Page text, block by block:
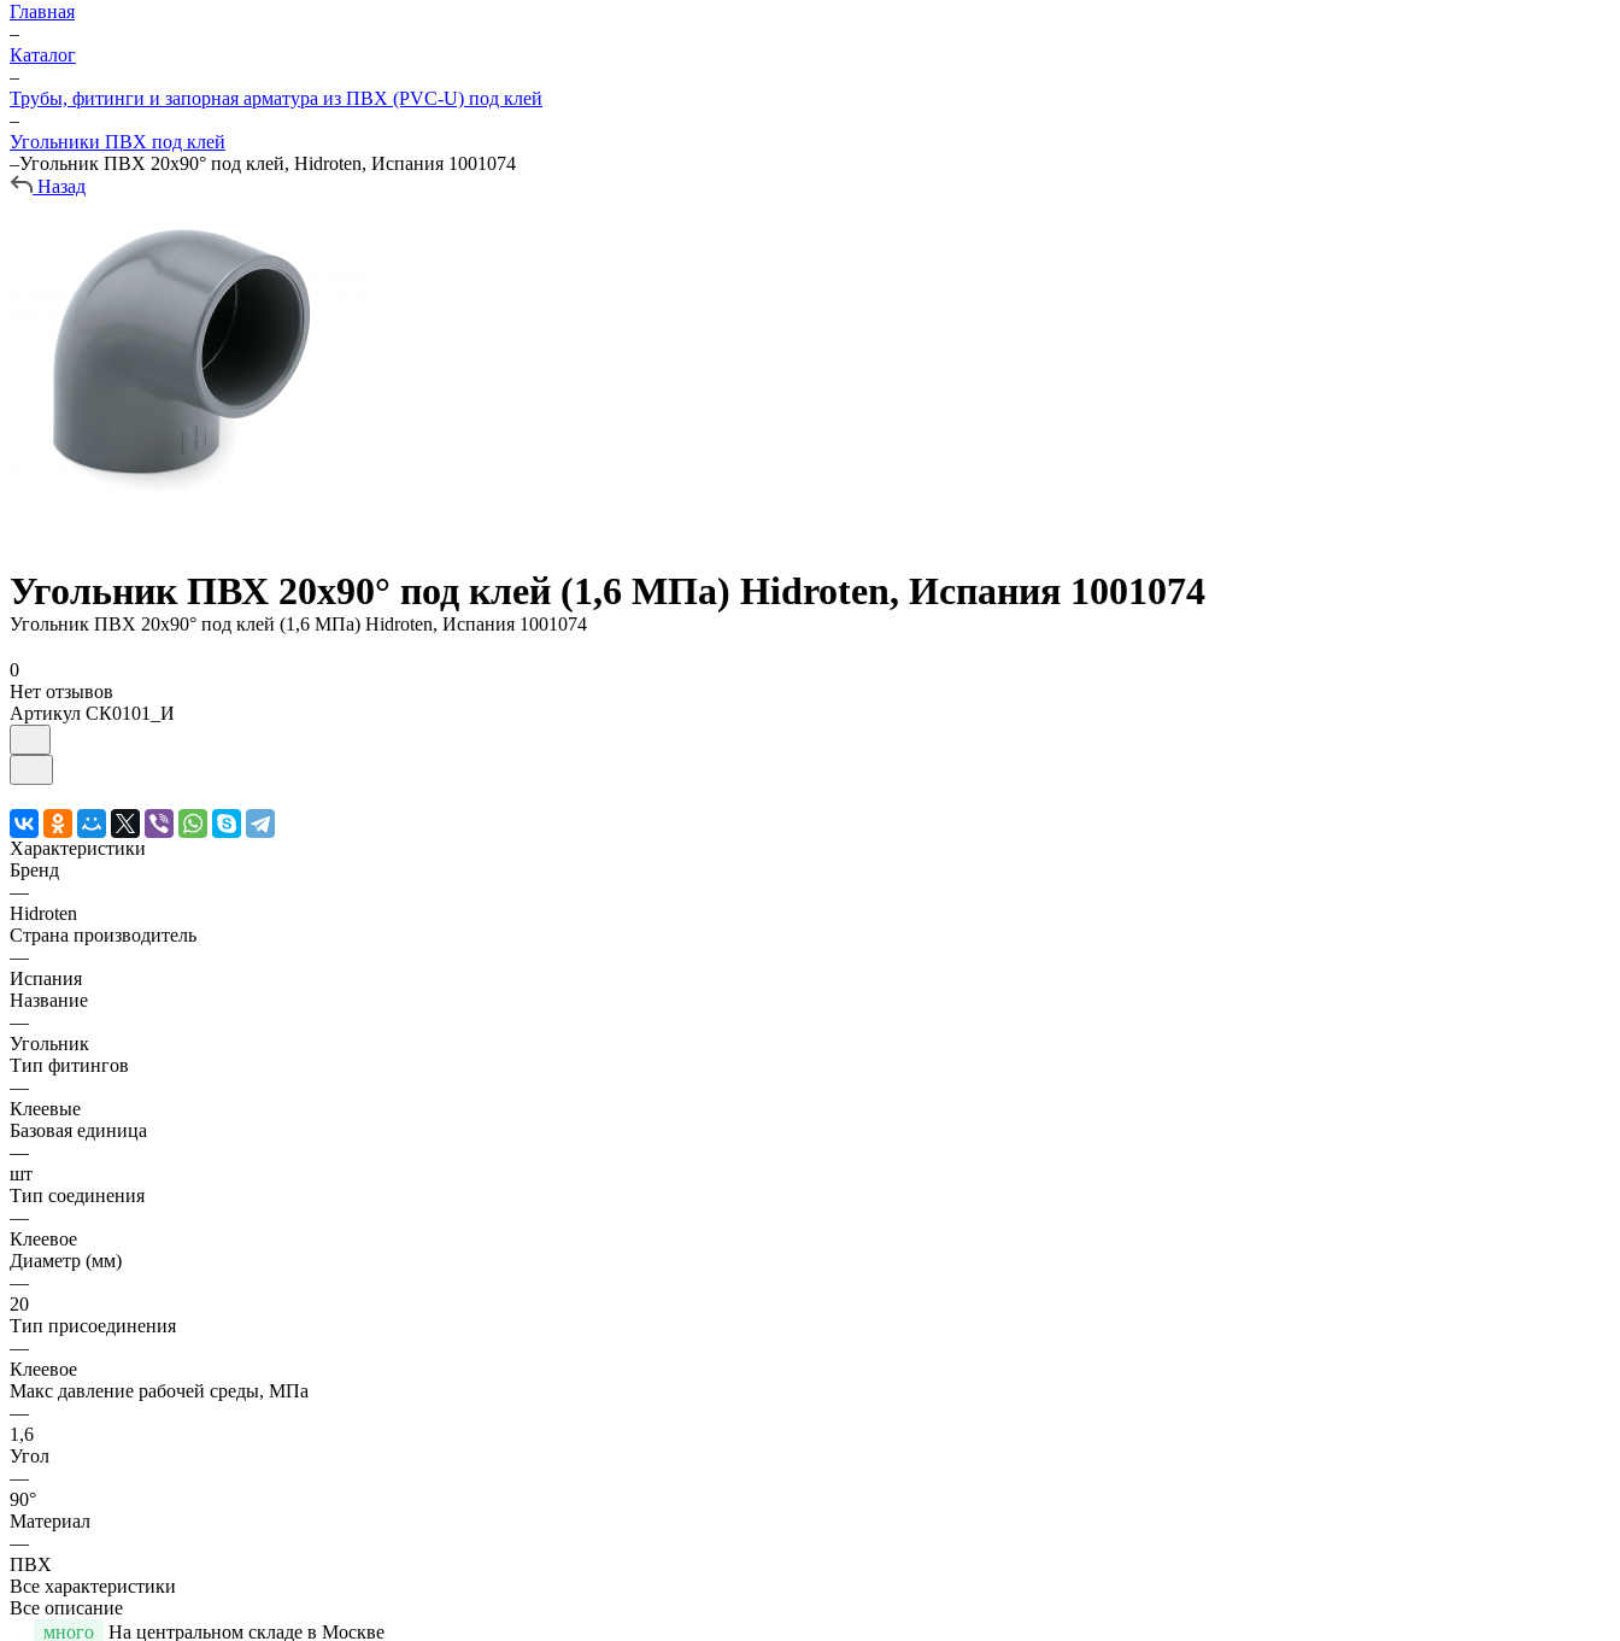
Главная
–
Каталог
–
Трубы, фитинги и запорная арматура из ПВХ (PVC-U) под клей
–
Угольники ПВХ под клей
–Угольник ПВХ 20х90° под клей, Hidroten, Испания 1001074
Назад
Угольник ПВХ 20х90° под клей (1,6 МПа) Hidroten, Испания 1001074
Угольник ПВХ 20х90° под клей (1,6 МПа) Hidroten, Испания 1001074
0
Нет отзывов
Артикул СК0101_И
Характеристики
Бренд
—
Hidroten
Страна производитель
—
Испания
Название
—
Угольник
Тип фитингов
—
Клеевые
Базовая единица
—
шт
Тип соединения
—
Клеевое
Диаметр (мм)
—
20
Тип присоединения
—
Клеевое
Макс давление рабочей среды, МПа
—
1,6
Угол
—
90°
Материал
—
ПВХ
Все характеристики
Все описание
много
На центральном складе в Москве